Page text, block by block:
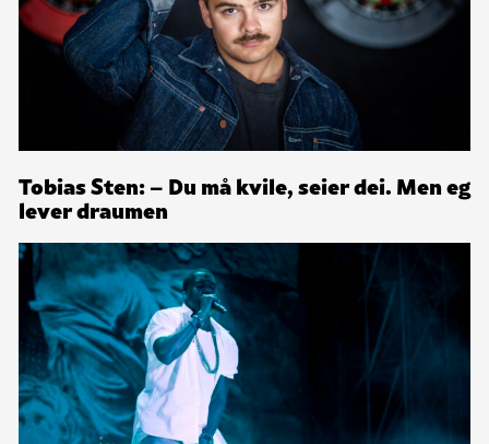
Tobias Sten: – Du må kvile, seier dei. Men eg
lever draumen